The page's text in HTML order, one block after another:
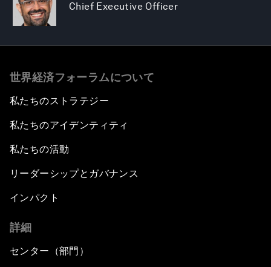
Chief Executive Officer
世界経済フォーラムについて
私たちのストラテジー
私たちのアイデンティティ
私たちの活動
リーダーシップとガバナンス
インパクト
詳細
センター（部門）